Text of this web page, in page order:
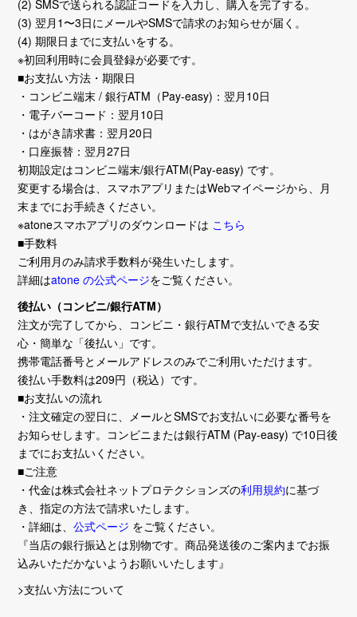
(2) SMSで送られる認証コードを入力し、購入を完了する。
(3) 翌月1〜3日にメールやSMSで請求のお知らせが届く。
(4) 期限日までに支払いをする。
※初回利用時に会員登録が必要です。
■お支払い方法・期限日
・コンビニ端末 / 銀行ATM（Pay-easy)：翌月10日
・電子バーコード：翌月10日
・はがき請求書：翌月20日
・口座振替：翌月27日
初期設定はコンビニ端末/銀行ATM(Pay-easy) です。
変更する場合は、スマホアプリまたはWebマイページから、月
末までにお手続きください。
※atoneスマホアプリのダウンロードは こちら
■手数料
ご利用月のみ請求手数料が発生いたします。
詳細はatone の公式ページをご覧ください。
後払い（コンビニ/銀行ATM）
注文が完了してから、コンビニ・銀行ATMで支払いできる安
心・簡単な「後払い」です。
携帯電話番号とメールアドレスのみでご利用いただけます。
後払い手数料は209円（税込）です。
■お支払いの流れ
・注文確定の翌日に、メールとSMSでお支払いに必要な番号を
お知らせします。コンビニまたは銀行ATM (Pay-easy) で10日後
までにお支払いください。
■ご注意
・代金は株式会社ネットプロテクションズの利用規約に基づ
き、指定の方法で請求いたします。
・詳細は、公式ページ をご覧ください。
『当店の銀行振込とは別物です。商品発送後のご案内までお振
込みいただかないようお願いいたします』
>支払い方法について